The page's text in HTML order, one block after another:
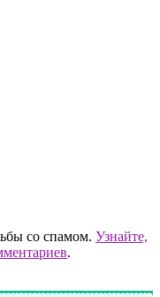
со спамом. Узнайте,
.